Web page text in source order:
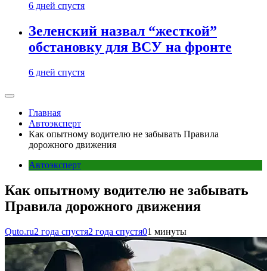
6 дней спустя
Зеленский назвал “жесткой”
обстановку для ВСУ на фронте
6 дней спустя
Главная
Автоэксперт
Как опытному водителю не забывать Правила
дорожного движения
Автоэксперт
Как опытному водителю не забывать
Правила дорожного движения
Quto.ru2 года спустя2 года спустя01 минуты